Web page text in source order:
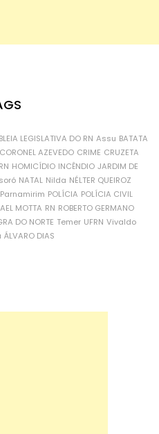
LEGISLATIVA DO RN Assu BATATA
CORONEL AZEVEDO CRIME CRUZETA
HOMICÍDIO INCÊNDIO JARDIM DE
NATAL Nilda NÉLTER QUEIROZ
Parnamirim POLÍCIA POLÍCIA CIVIL
MOTTA RN ROBERTO GERMANO
DO NORTE Temer UFRN Vivaldo
ÁLVARO DIAS